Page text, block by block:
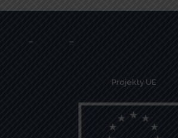
Projekty UE